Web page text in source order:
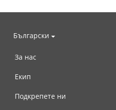
Български
За нас
Екип
Подкрепете ни